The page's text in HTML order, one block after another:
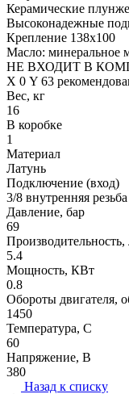
Керамические
Высоконадежные
Крепление 138х100
Масло: минеральное
НЕ ВХОДИТ В
Х 0 Y 63
Вес, кг
16
В коробке
1
Материал
Латунь
Подключение (вход)
3/8 внутренняя резьба
Давление, бар
69
5.4
Мощность, КВт
0.8
Обороты двигателя,
1450
Температура, C
60
Напряжение, В
380
Назад к списку